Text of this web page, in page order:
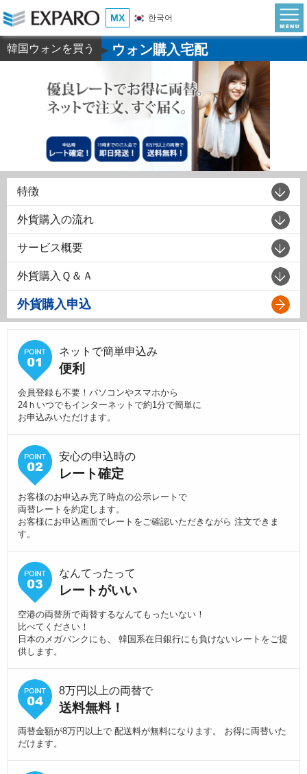
MX 한국어
韓国ウォンを買う ▶ウォン購入宅配
特徴
外貨購入の流れ
サービス概要
外貨購入Ｑ＆Ａ
外貨購入申込
ネットで簡単申込み
便利
会員登録も不要！パソコンやスマホから
24ｈいつでもインターネットで約1分で簡単に
お申込みいただけます。
安心の申込時の
レート確定
お客様のお申込み完了時点の公示レートで
両替レートを約定します。
お客様にお申込画面でレートをご確認いただきながら 注文できま
す。
なんてったって
レートがいい
空港の両替所で両替するなんてもったいない！
比べてください！
日本のメガバンクにも、 韓国系在日銀行にも負けないレートをご提
供します。
8万円以上の両替で
送料無料！
両替金額が8万円以上で 配送料が無料になります。 お得に両替いた
だけます。